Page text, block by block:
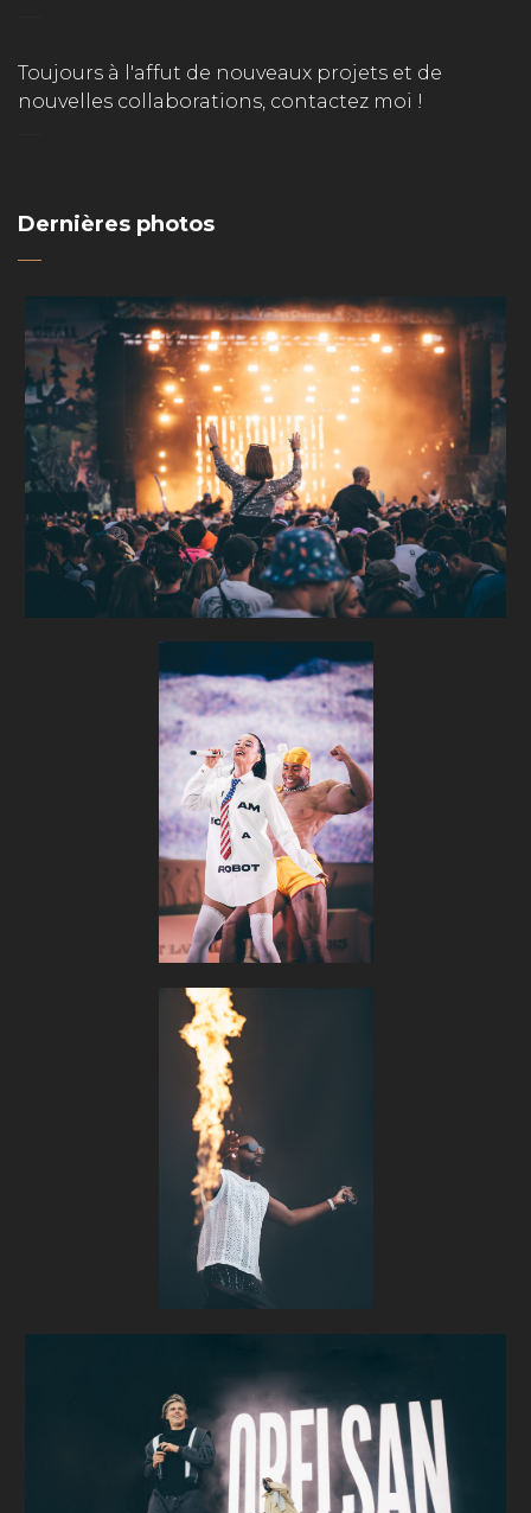
Toujours à l'affut de nouveaux projets et de
nouvelles collaborations, contactez moi !
Dernières photos